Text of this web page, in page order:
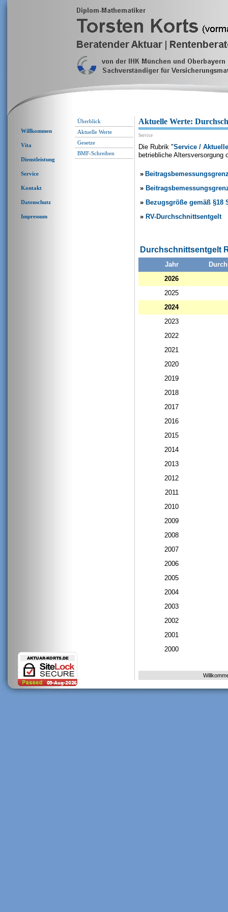
Willkommen
Vita
Dienstleistung
Service
Kontakt
Datenschutz
Impressum
Aktuelle Werte:
Service
Die Rubrik "Service /
betriebliche Altersversorgung
»
»
» Bezugsgröße gemäß §18
» RV-Durchschnittsentgelt
Durchschnittsentgelt
Jahr
2026
2025
2024
2023
2022
2021
2020
2019
2018
2017
2016
2015
2014
2013
2012
2011
2010
2009
2008
2007
2006
2005
2004
2003
2002
2001
2000
Überblick
Aktuelle Werte
Gesetze
BMF-Schreiben